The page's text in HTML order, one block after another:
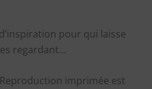
pour qui laisse
regardant…
imprimée est